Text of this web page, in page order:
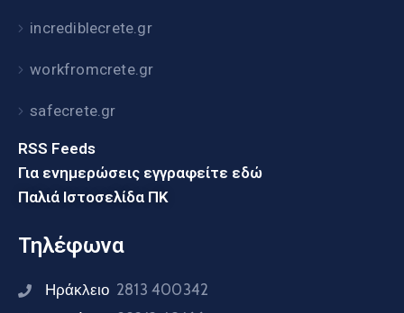
incrediblecrete.gr
workfromcrete.gr
safecrete.gr
RSS Feeds
Για ενημερώσεις εγγραφείτε εδώ
Παλιά Ιστοσελίδα ΠΚ
Τηλέφωνα
Ηράκλειο 2813 400342